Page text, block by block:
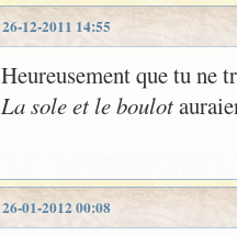
26-12-2011 14:55
Heureusement que tu ne
La sole et le boulot
26-01-2012 00:08